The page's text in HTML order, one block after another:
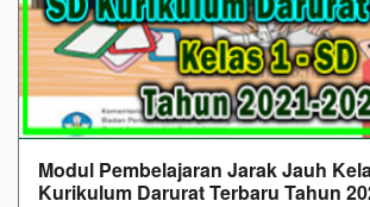
Modul Pembelajaran Jarak Jauh
Kurikulum Darurat Terbaru Tahun